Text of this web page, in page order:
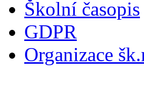
Školní časopis
GDPR
Organizace